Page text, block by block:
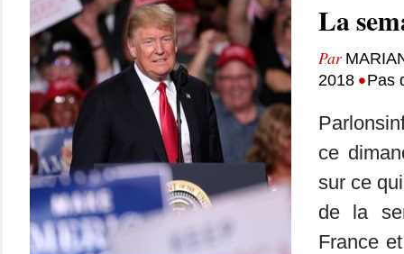
La
Par
2018 •Pas
ce
sur ce
de la
France